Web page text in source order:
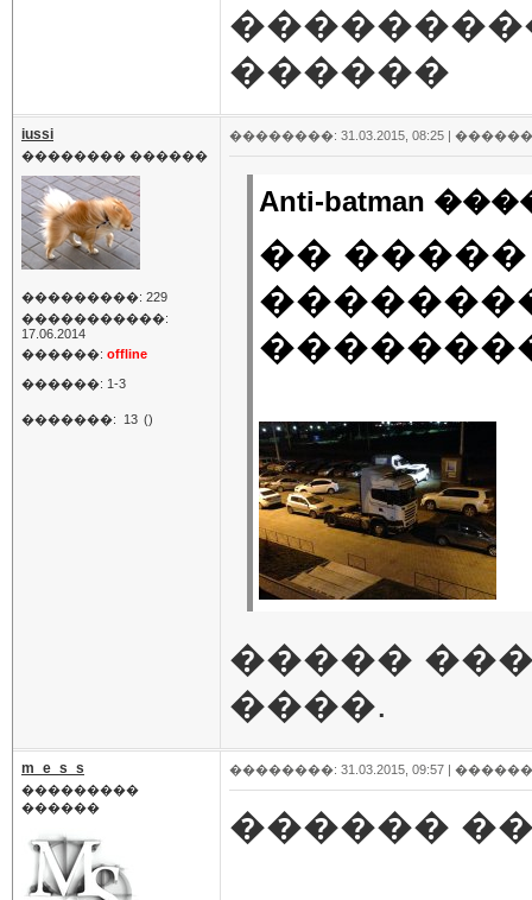
������
iussi
�������� ������
���������: 229
�����������:
17.06.2014
������: offline
������: 1-3
�������: 13 ()
��������: 31.03.2015, 08:25 |
Anti-batman
��
�����
����.
m_e_s_s
���������
������
��������: 31.03.2015, 09:57 |
������